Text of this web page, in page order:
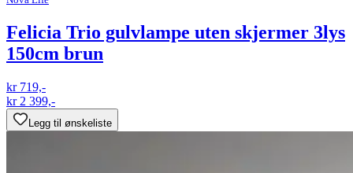
Felicia Trio gulvlampe uten skjermer 3lys
150cm brun
kr 719,-
kr 2 399,-
Legg til ønskeliste